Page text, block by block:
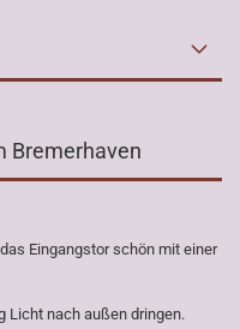
Bremerhaven
Eingangstor schön mit einer
Licht nach außen dringen.